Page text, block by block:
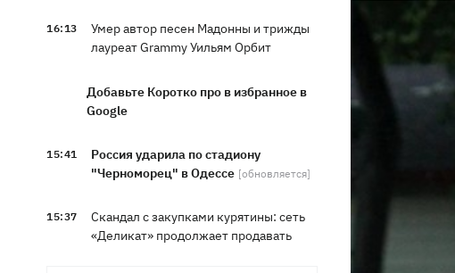
16:13
Умер автор песен Мадонны и трижды
лауреат Grammy Уильям Орбит
Добавьте Коротко про в избранное в
Google
15:41
Россия ударила по стадиону
"Черноморец" в Одессе [обновляется]
15:37
Скандал с закупками курятины: сеть
«Деликат» продолжает продавать